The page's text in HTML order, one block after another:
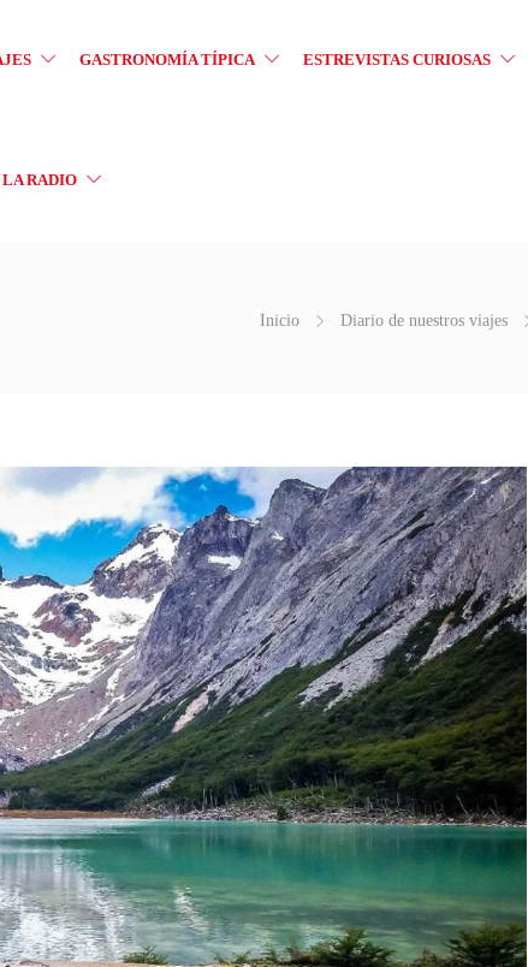
GASTRONOMÍA TÍPICA ESTREVISTAS CURIOSAS
LA RADIO
Inicio Diario de nuestros viajes